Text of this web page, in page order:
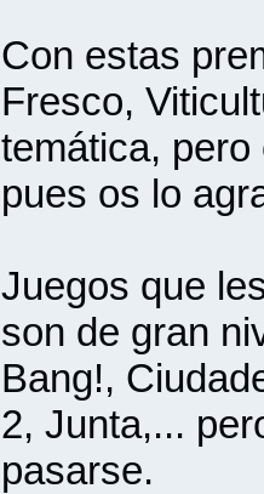
Con estas
Fresco,
temática,
pues os lo
Juegos que
son de gran
Bang!,
2, Junta,...
pasarse.